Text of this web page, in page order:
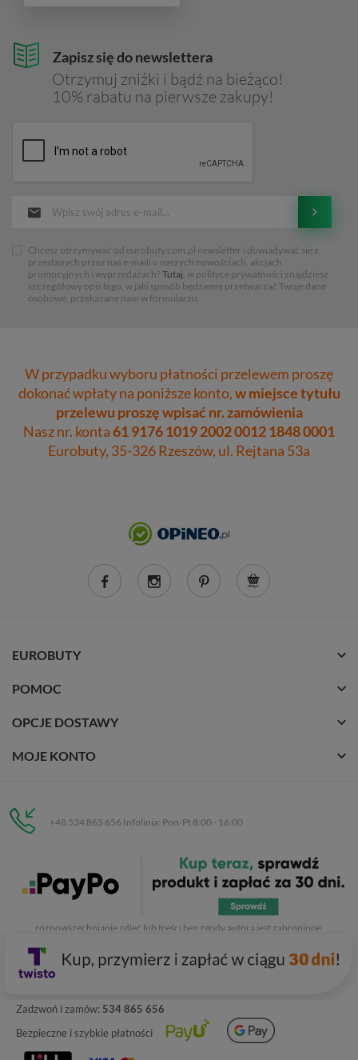
Zadzwoń i zamów: 534 865 656
Bezpieczne i szybkie płatności
Zapisz się do newslettera
Otrzymuj zniżki i bądź na bieżąco!
10% rabatu na pierwsze zakupy!
Chcesz otrzymywać od eurobuty.com.pl newsletter i dowiadywać sie z
przesłanych przez nas e-maili o naszych nowościach, akcjach
promocyjnych i wyprzedażach? Tutaj, w polityce prywatności znajdziesz
szczegółowy opis tego, w jaki sposób będziemy przetwarzać Twoje dane
osobowe, przekazane nam w formularzu.
W przypadku wyboru płatności przelewem proszę
dokonać wpłaty na poniższe konto,w miejsce tytułu
przelewu proszę wpisać nr. zamówienia
Nasz nr. konta61 9176 1019 2002 0012 1848 0001
Eurobuty, 35-326 Rzeszów, ul. Rejtana 53a
EUROBUTY
POMOC
OPCJE DOSTAWY
MOJE KONTO
+48 534 865 656 Infolinia: Pon-Pt 8:00 - 16:00
C.H. Respan, Rejtana 53a/250
35-326 Rzeszów
. Kopiowanie, przetwarzanie,
rozpowszechnianie zdjęć lub treści bez zgody autora jest zabronione.